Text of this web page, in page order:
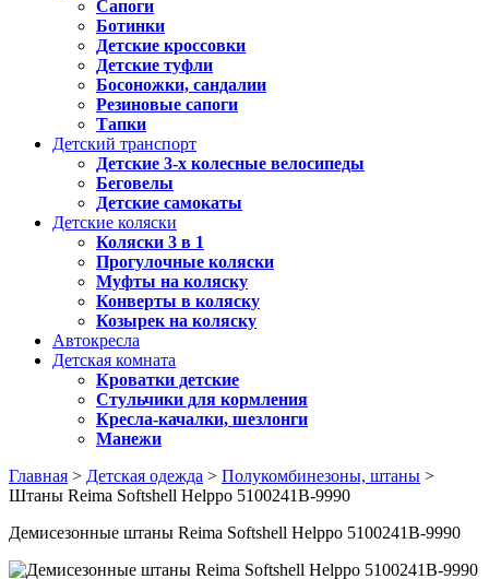
Сапоги
Ботинки
Детские кроссовки
Детские туфли
Босоножки, сандалии
Резиновые сапоги
Тапки
Детский транспорт
Детские 3-х колесные велосипеды
Беговелы
Детские самокаты
Детские коляски
Коляски 3 в 1
Прогулочные коляски
Муфты на коляску
Конверты в коляску
Козырек на коляску
Автокресла
Детская комната
Кроватки детские
Стульчики для кормления
Кресла-качалки, шезлонги
Манежи
Главная > Детская одежда > Полукомбинезоны, штаны >
Штаны Reima Softshell Helppo 5100241B-9990
Демисезонные штаны Reima Softshell Helppo 5100241B-9990